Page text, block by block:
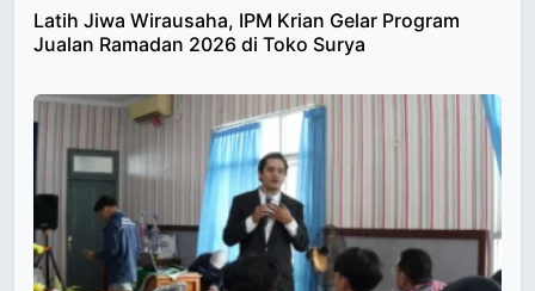
Latih Jiwa Wirausaha, IPM Krian Gelar Program
Jualan Ramadan 2026 di Toko Surya